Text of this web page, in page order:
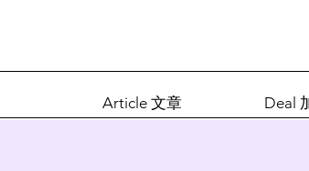
Article 文章 Deal